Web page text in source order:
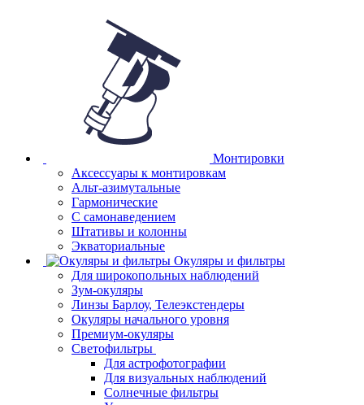
Монтировки
Аксессуары к монтировкам
Альт-азимутальные
Гармонические
С самонаведением
Штативы и колонны
Экваториальные
Окуляры и фильтры
Для широкопольных наблюдений
Зум-окуляры
Линзы Барлоу, Телеэкстендеры
Окуляры начального уровня
Премиум-окуляры
Светофильтры
Для астрофотографии
Для визуальных наблюдений
Солнечные фильтры